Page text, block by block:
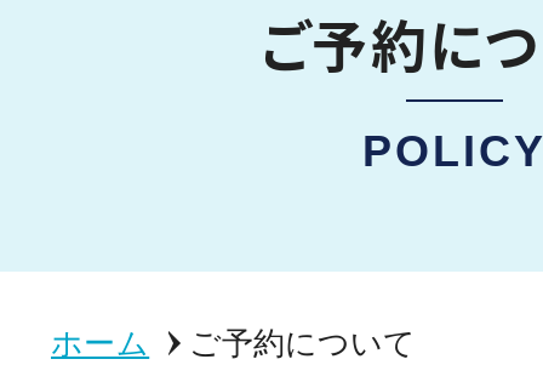
ご予約に
ホーム ご予約について